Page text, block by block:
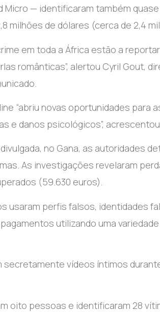
Micro — identificaram também
milhões de dólares (cerca de 2,4
em toda a África estão a
românticas”, alertou Cyril Gout,
“abriu novas oportunidades para
e danos psicológicos”,
no Gana, as autoridades
As investigações revelaram
(59.630 euros).
usaram perfis falsos, identidades
utilizando uma
secretamente vídeos íntimos
oito pessoas e identificaram 28